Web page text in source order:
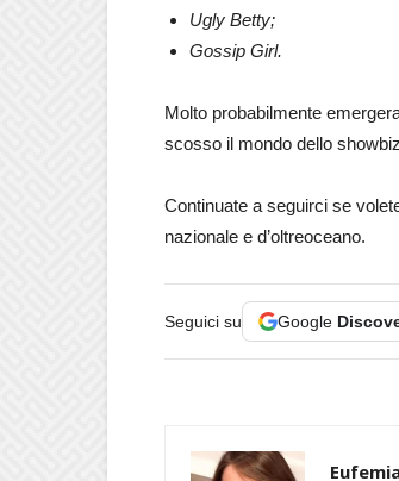
Ugly Betty;
Gossip Girl.
Molto probabilmente
scosso il mondo dello
Continuate a seguirci se
nazionale e d’oltreoceano.
Seguici su Google